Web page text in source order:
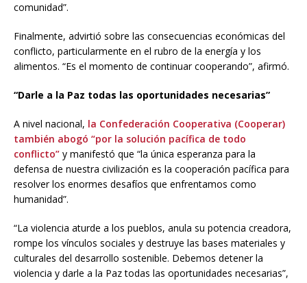
comunidad”.
Finalmente, advirtió sobre las consecuencias económicas del
conflicto, particularmente en el rubro de la energía y los
alimentos. “Es el momento de continuar cooperando”, afirmó.
“Darle a la Paz todas las oportunidades necesarias”
A nivel nacional, la Confederación Cooperativa (Cooperar)
también abogó “por la solución pacífica de todo
conflicto” y manifestó que “la única esperanza para la
defensa de nuestra civilización es la cooperación pacífica para
resolver los enormes desafíos que enfrentamos como
humanidad”.
“La violencia aturde a los pueblos, anula su potencia creadora,
rompe los vínculos sociales y destruye las bases materiales y
culturales del desarrollo sostenible. Debemos detener la
violencia y darle a la Paz todas las oportunidades necesarias”,